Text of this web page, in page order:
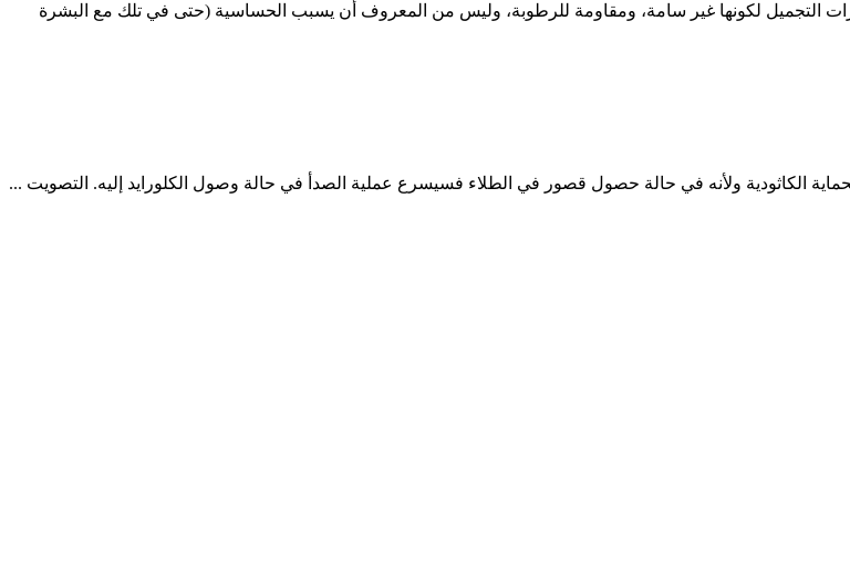
لمستحضرات التجميل لكونها غير سامة، ومقاومة للرطوبة، وليس من المعروف أن يسبب الحساسية (حتى في تلك مع البشرة
الكاثودية ولأنه في حالة حصول قصور في الطلاء فسيسرع عملية الصدأ في حالة وصول الكلورايد إليه. التصويت ...